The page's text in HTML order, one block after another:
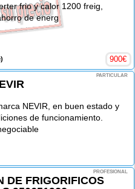
frio y calor 1200 freig,
de energ
900€
PARTICULAR
NEVIR, en buen estado y
de funcionamiento.
PROFESIONAL
DE FRIGORIFICOS